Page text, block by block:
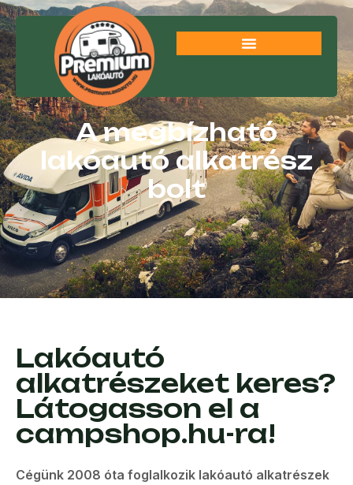
A megbízható
lakóautó alkatrész
bolt
Lakóautó
alkatrészeket keres?
Látogasson el a
campshop.hu-ra!
Cégünk 2008 óta foglalkozik lakóautó alkatrészek